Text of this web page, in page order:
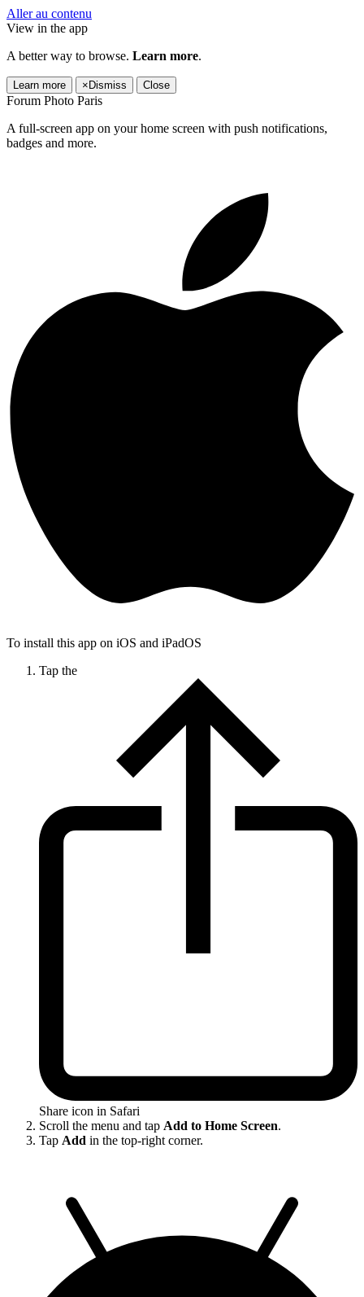
Aller au contenu
View in the app
A better way to browse. Learn more.
Learn more × Dismiss Close
Forum Photo Paris
A full-screen app on your home screen with push notifications,
badges and more.
To install this app on iOS and iPadOS
Tap the
Share icon in Safari
Scroll the menu and tap Add to Home Screen.
Tap Add in the top-right corner.